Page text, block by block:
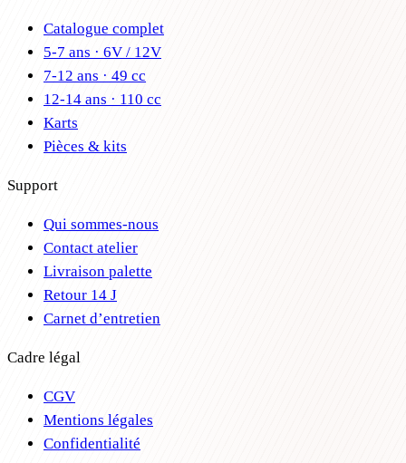
Catalogue complet
5-7 ans · 6V / 12V
7-12 ans · 49 cc
12-14 ans · 110 cc
Karts
Pièces & kits
Support
Qui sommes-nous
Contact atelier
Livraison palette
Retour 14 J
Carnet d’entretien
Cadre légal
CGV
Mentions légales
Confidentialité